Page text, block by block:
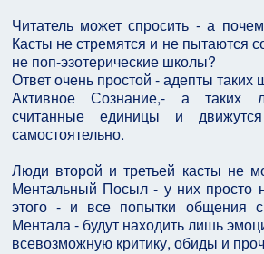
Читатель может спросить - а
Касты не стремятся и не пытаются
не поп-эзотерические школы?
Ответ очень простой - адепты
Активное Сознание,- а таких
считанные единицы и
самостоятельно.
Люди второй и третьей касты не
Ментальный Посыл - у них просто
этого - и все попытки общения
Ментала - будут находить лишь
всевозможную критику, обиды и